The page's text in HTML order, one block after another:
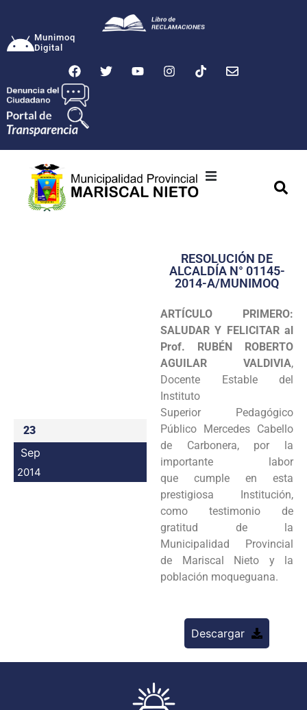
Munimoq
Digital
Transparencia
Programas
Intranet
23
Sep
2014
RESOLUCIÓN DE
ALCALDÍA N° 01145-
2014-A/MUNIMOQ
ARTÍCULO PRIMERO:
SALUDAR Y FELICITAR al
Prof. RUBÉN ROBERTO
AGUILAR VALDIVIA,
Docente Estable del
Instituto
Superior Pedagógico
Público Mercedes Cabello
de Carbonera, por la
importante labor
que cumple en esta
prestigiosa Institución,
como testimonio de
gratitud de la
Municipalidad Provincial
de Mariscal Nieto y la
población moqueguana.
Descargar